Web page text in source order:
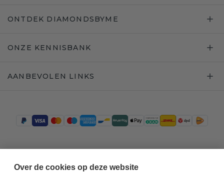
ONTDEK DIAMONDSBYME
ONZE KENNISBANK
AANBEVOLEN LINKS
Over de cookies op deze website